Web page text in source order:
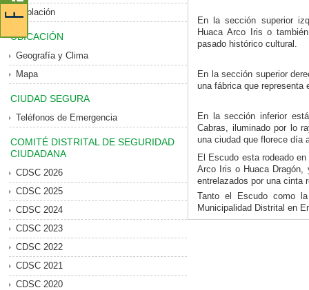
Población
UBICACIÓN
Geografía y Clima
Mapa
CIUDAD SEGURA
Teléfonos de Emergencia
COMITÉ DISTRITAL DE SEGURIDAD
CIUDADANA
CDSC 2026
CDSC 2025
CDSC 2024
CDSC 2023
CDSC 2022
CDSC 2021
CDSC 2020
En la sección superior
Huaca Arco Iris o
pasado histórico cultural.
En la sección superior
una fábrica que representa
En la sección inferior
Cabras, iluminado por lo
una ciudad que florece día
El Escudo esta rodeado
Arco Iris o Huaca Dragón,
entrelazados por una cinta
Tanto el Escudo como
Municipalidad Distrital en